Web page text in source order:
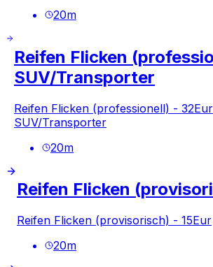
20m
Reifen Flicken
SUV/Transporter
Reifen Flicken (professionell) - 32Eur
SUV/Transporter
20m
Reifen Flicken
Reifen Flicken (provisorisch) - 15Eur
20m